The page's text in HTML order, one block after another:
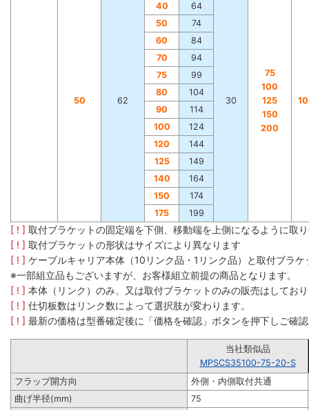
50 62 30
75
100
125
150
200
40
64
50
74
60
84
70
94
75
99
80
104
90
114
100
124
120
144
125
149
140
164
150
174
175
199
[ ! ] 取付ブラケットの固定端を下側、移動端を上側になるように取
[ ! ] 取付ブラケットの形状はサイズにより異なります
[ ! ] ケーブルキャリア本体（10リンク品・1リンク品）と取付ブラ
※一部組立品もございますが、お客様組立前提の商品となります。
[ ! ] 本体（リンク）のみ、又は取付ブラケットのみの販売はしてお
[ ! ] 仕切板数はリンク数によって選択肢が変わります。
[ ! ] 最新の価格は型番確定後に「価格を確認」ボタンを押下しご確
当社類似品
MPSCS35100-75-20-S
フラップ開方向
外側・内側取付共通
曲げ半径(mm)
75